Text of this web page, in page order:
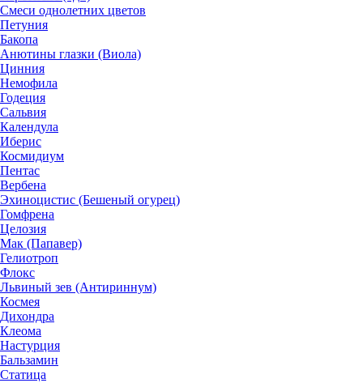
Смеси однолетних цветов
Петуния
Бакопа
Анютины глазки (Виола)
Цинния
Немофила
Годеция
Сальвия
Календула
Иберис
Космидиум
Пентас
Вербена
Эхиноцистис (Бешеный огурец)
Гомфрена
Целозия
Мак (Папавер)
Гелиотроп
Флокс
Львиный зев (Антириннум)
Космея
Дихондра
Клеома
Настурция
Бальзамин
Статица